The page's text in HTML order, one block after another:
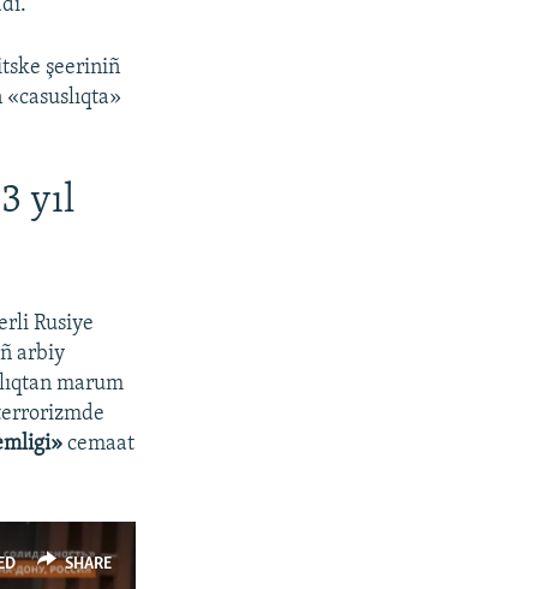
şeeriniñ
yıl
Rusiye
arbiy
marum
cemaat
SHARE